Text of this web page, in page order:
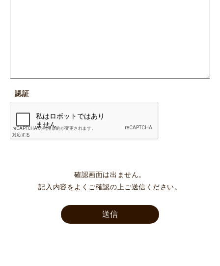
認証
確認画面は出ません。
記入内容をよくご確認の上ご送信ください。